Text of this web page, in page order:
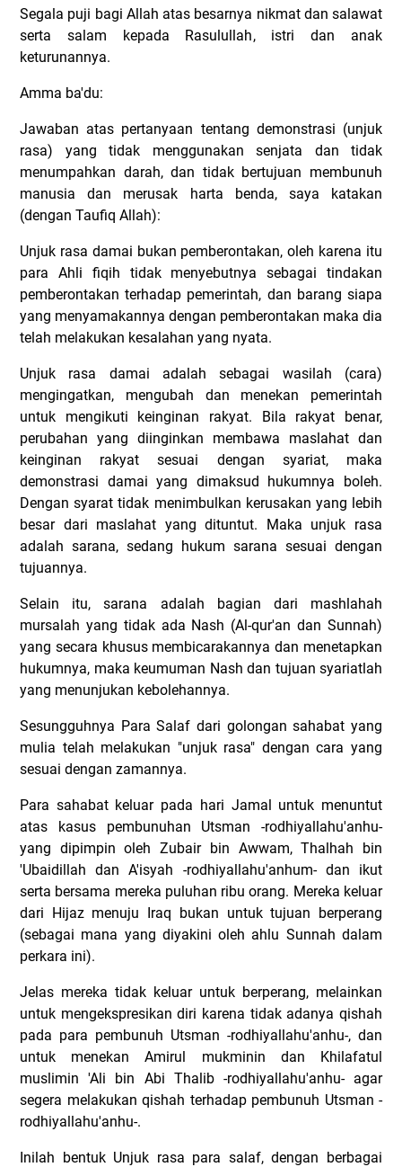
Segala puji bagi Allah atas besarnya nikmat dan salawat
serta salam kepada Rasulullah, istri dan anak
keturunannya.
Amma ba'du:
Jawaban atas pertanyaan tentang demonstrasi (unjuk
rasa) yang tidak menggunakan senjata dan tidak
menumpahkan darah, dan tidak bertujuan membunuh
manusia dan merusak harta benda, saya katakan
(dengan Taufiq Allah):
Unjuk rasa damai bukan pemberontakan, oleh karena itu
para Ahli fiqih tidak menyebutnya sebagai tindakan
pemberontakan terhadap pemerintah, dan barang siapa
yang menyamakannya dengan pemberontakan maka dia
telah melakukan kesalahan yang nyata.
Unjuk rasa damai adalah sebagai wasilah (cara)
mengingatkan, mengubah dan menekan pemerintah
untuk mengikuti keinginan rakyat. Bila rakyat benar,
perubahan yang diinginkan membawa maslahat dan
keinginan rakyat sesuai dengan syariat, maka
demonstrasi damai yang dimaksud hukumnya boleh.
Dengan syarat tidak menimbulkan kerusakan yang lebih
besar dari maslahat yang dituntut. Maka unjuk rasa
adalah sarana, sedang hukum sarana sesuai dengan
tujuannya.
Selain itu, sarana adalah bagian dari mashlahah
mursalah yang tidak ada Nash (Al-qur'an dan Sunnah)
yang secara khusus membicarakannya dan menetapkan
hukumnya, maka keumuman Nash dan tujuan syariatlah
yang menunjukan kebolehannya.
Sesungguhnya Para Salaf dari golongan sahabat yang
mulia telah melakukan "unjuk rasa" dengan cara yang
sesuai dengan zamannya.
Para sahabat keluar pada hari Jamal untuk menuntut
atas kasus pembunuhan Utsman -rodhiyallahu'anhu-
yang dipimpin oleh Zubair bin Awwam, Thalhah bin
'Ubaidillah dan A'isyah -rodhiyallahu'anhum- dan ikut
serta bersama mereka puluhan ribu orang. Mereka keluar
dari Hijaz menuju Iraq bukan untuk tujuan berperang
(sebagai mana yang diyakini oleh ahlu Sunnah dalam
perkara ini).
Jelas mereka tidak keluar untuk berperang, melainkan
untuk mengekspresikan diri karena tidak adanya qishah
pada para pembunuh Utsman -rodhiyallahu'anhu-, dan
untuk menekan Amirul mukminin dan Khilafatul
muslimin 'Ali bin Abi Thalib -rodhiyallahu'anhu- agar
segera melakukan qishah terhadap pembunuh Utsman -
rodhiyallahu'anhu-.
Inilah bentuk Unjuk rasa para salaf, dengan berbagai